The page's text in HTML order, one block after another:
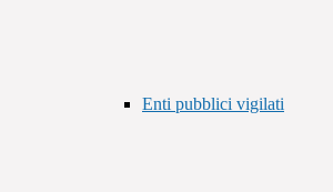
Enti pubblici vigilati